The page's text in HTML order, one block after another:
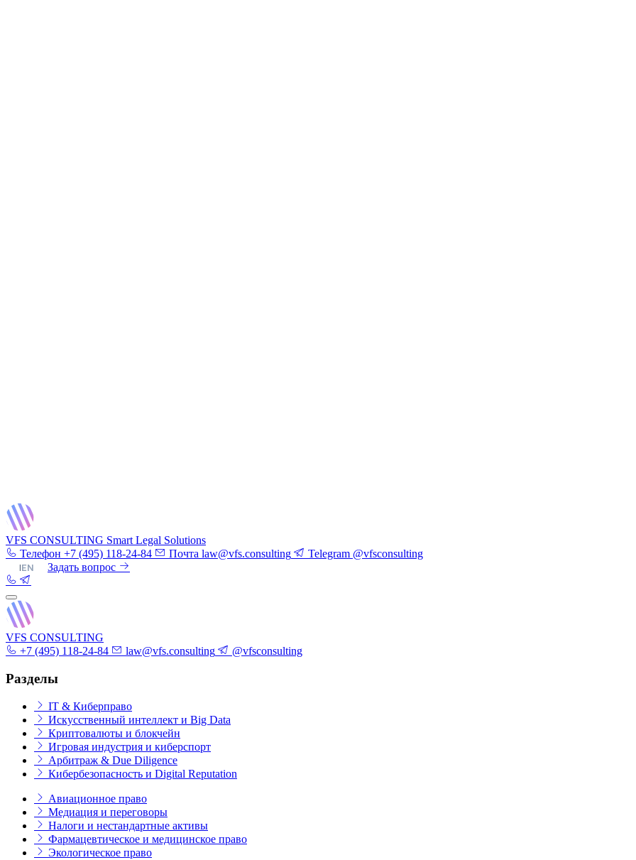
VFS CONSULTING Smart Legal Solutions
Телефон +7 (495) 118-24-84 Почта law@vfs.consulting Telegram @vfsconsulting
|EN Задать вопрос
VFS CONSULTING
+7 (495) 118-24-84
law@vfs.consulting @vfsconsulting
Разделы
IT & Киберправо
Искусственный интеллект и Big Data
Криптовалюты и блокчейн
Игровая индустрия и киберспорт
Арбитраж & Due Diligence
Кибербезопасность и Digital Reputation
Авиационное право
Медиация и переговоры
Налоги и нестандартные активы
Фармацевтическое и медицинское право
Экологическое право